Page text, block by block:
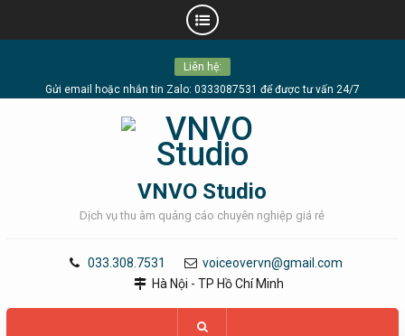
Liên hệ:
Gửi email hoặc nhắn tin Zalo: 0333087531 để được tư vấn 24/7
VNVO Studio
Dịch vụ thu âm quảng cáo chuyên nghiệp giá rẻ
033.308.7531
voiceovervn@gmail.com
Hà Nội - TP Hồ Chí Minh